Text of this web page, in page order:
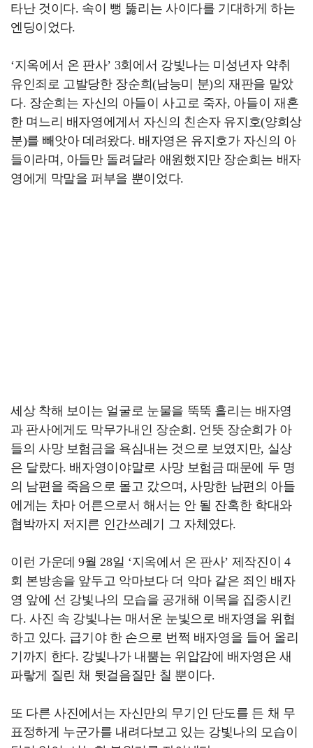
타난 것이다. 속이 뻥 뚫리는 사이다를 기대하게 하는
엔딩이었다.
‘지옥에서 온 판사’ 3회에서 강빛나는 미성년자 약취
유인죄로 고발당한 장순희(남능미 분)의 재판을 맡았
다. 장순희는 자신의 아들이 사고로 죽자, 아들이 재혼
한 며느리 배자영에게서 자신의 친손자 유지호(양희상
분)를 빼앗아 데려왔다. 배자영은 유지호가 자신의 아
들이라며, 아들만 돌려달라 애원했지만 장순희는 배자
영에게 막말을 퍼부을 뿐이었다.
세상 착해 보이는 얼굴로 눈물을 뚝뚝 흘리는 배자영
과 판사에게도 막무가내인 장순희. 언뜻 장순희가 아
들의 사망 보험금을 욕심내는 것으로 보였지만, 실상
은 달랐다. 배자영이야말로 사망 보험금 때문에 두 명
의 남편을 죽음으로 몰고 갔으며, 사망한 남편의 아들
에게는 차마 어른으로서 해서는 안 될 잔혹한 학대와
협박까지 저지른 인간쓰레기 그 자체였다.
이런 가운데 9월 28일 ‘지옥에서 온 판사’ 제작진이 4
회 본방송을 앞두고 악마보다 더 악마 같은 죄인 배자
영 앞에 선 강빛나의 모습을 공개해 이목을 집중시킨
다. 사진 속 강빛나는 매서운 눈빛으로 배자영을 위협
하고 있다. 급기야 한 손으로 번쩍 배자영을 들어 올리
기까지 한다. 강빛나가 내뿜는 위압감에 배자영은 새
파랗게 질린 채 뒷걸음질만 칠 뿐이다.
또 다른 사진에서는 자신만의 무기인 단도를 든 채 무
표정하게 누군가를 내려다보고 있는 강빛나의 모습이